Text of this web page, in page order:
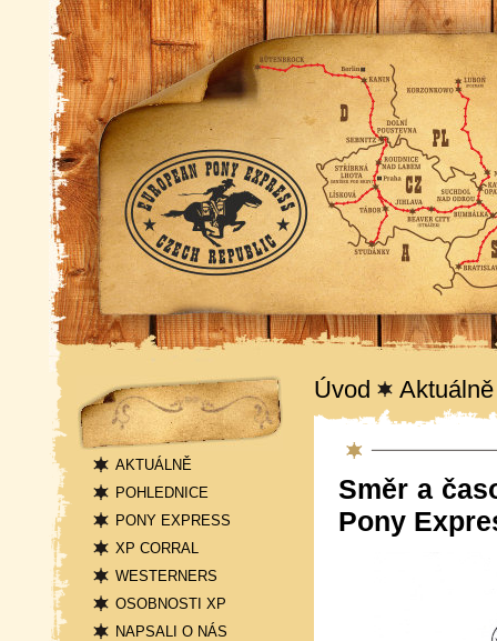
Navigace
AKTUÁLNĚ
POHLEDNICE
PONY EXPRESS
XP CORRAL
WESTERNERS
OSOBNOSTI XP
NAPSALI O NÁS
Úvod Aktuálně
Aktuality
Směr a
Pony